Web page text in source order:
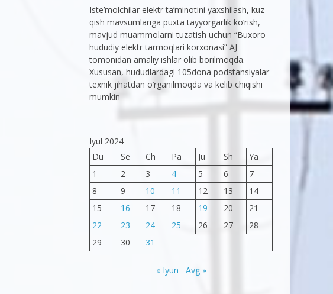
Iste’molchilar elektr ta’minotini yaxshilash, kuz-
qish mavsumlariga puxta tayyorgarlik ko‘rish,
mavjud muammolarni tuzatish uchun “Buxoro
hududiy elektr tarmoqlari korxonasi” AJ
tomonidan amaliy ishlar olib borilmoqda.
Xususan, hududlardagi 105dona podstansiyalar
texnik jihatdan o’rganilmoqda va kelib chiqishi
mumkin
Iyul 2024
Du
Se Ch Pa Ju Sh
Ya
1
2 3 4 5 6
7
8
9 10 11 12 13
14
15
16 17 18 19 20
21
22
23 24 25 26 27
28
29
30 31
« Iyun Avg »